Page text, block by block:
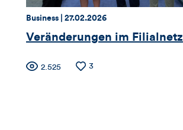
dieses
Artikels
Thema:
Business | Datum:
27.02.2026
Veränderungen im Filialnetz
Zähler
Anzahl
2.525
Anzahl
3